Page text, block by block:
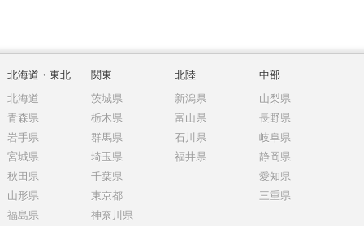
北海道・東北
北海道
青森県
岩手県
宮城県
秋田県
山形県
福島県
関東
茨城県
栃木県
群馬県
埼玉県
千葉県
東京都
神奈川県
北陸
新潟県
富山県
石川県
福井県
中部
山梨県
長野県
岐阜県
静岡県
愛知県
三重県